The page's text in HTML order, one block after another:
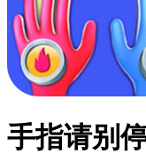
手指请别